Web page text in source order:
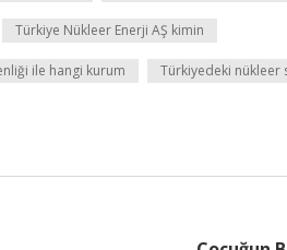
Türkiye Nükleer Enerji AŞ kimin
ile hangi kurum Türkiyedeki nükleer